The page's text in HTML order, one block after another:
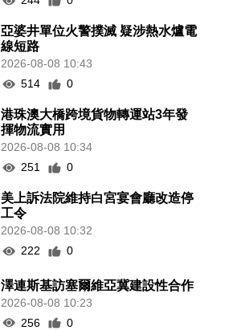
亞婆井單位火警撲滅 疑涉熱水爐電
線短路
2026-08-08 10:43
514
0
港珠澳大橋跨境貨物轉運站3年發
揮物流實用
2026-08-08 10:34
251
0
美上訴法院維持白宮宴會廳改造停
工令
2026-08-08 10:32
222
0
澤連斯基訪塞爾維亞冀建設性合作
2026-08-08 10:23
256
0